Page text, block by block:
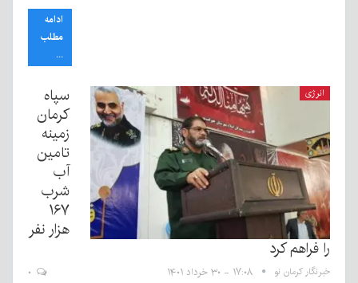
ادامه
مطلب
...
انرژی
سپاه
کرمان
زمینه
تامین
آب
شرب
۱۶۷
هزار نفر
را فراهم کرد
خبرنگار کرمان نو ۱۷:۰۸ - ۳۰ خرداد ۱۴۰۱